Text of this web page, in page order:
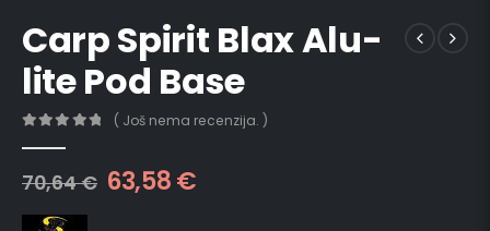
Carp Spirit Blax Alu-
lite Pod Base
( Još nema recenzija. )
70,64€ 63,58€